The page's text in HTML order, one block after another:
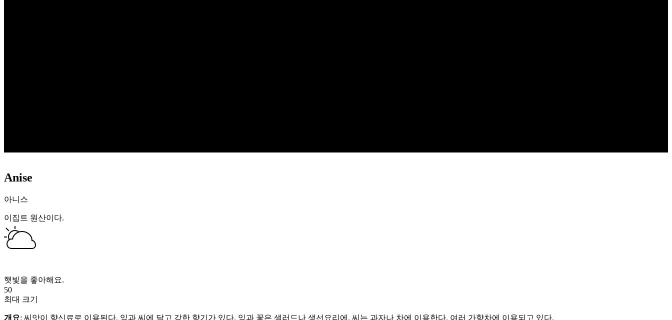
Anise
아니스
이집트 원산이다.
햇빛을 좋아해요.
50
최대 크기
개요: 씨앗이 향신료로 이용된다. 잎과 씨에 달고 강한 향기가 있다. 잎과 꽃은 샐러드나 생선요리에, 씨는 과자나 차에 이용한다. 여러 가향차에 이용되고 있다.